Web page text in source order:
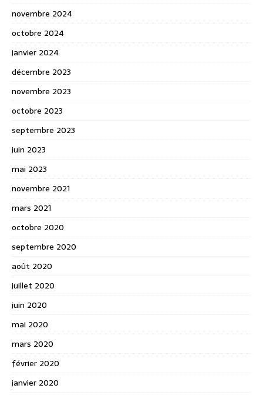
novembre 2024
octobre 2024
janvier 2024
décembre 2023
novembre 2023
octobre 2023
septembre 2023
juin 2023
mai 2023
novembre 2021
mars 2021
octobre 2020
septembre 2020
août 2020
juillet 2020
juin 2020
mai 2020
mars 2020
février 2020
janvier 2020